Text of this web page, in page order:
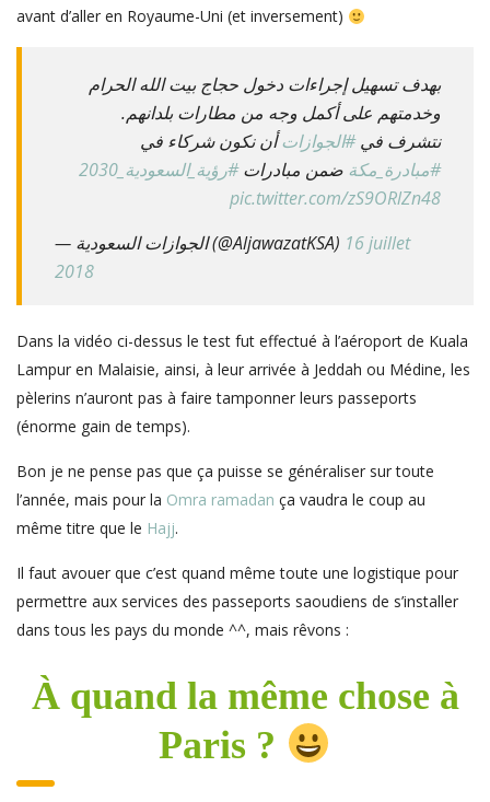
avant d’aller en Royaume-Uni (et inversement)
بهدف تسهيل إجراءات دخول حجاج بيت الله الحرام
وخدمتهم على أكمل وجه من مطارات بلدانهم.
نتشرف في#الجوازاتأن نكون شركاء في
#مبادرة_مكة ضمن مبادرات#رؤية_السعودية_2030
pic.twitter.com/zS9ORlZn48
— الجوازات السعودية (@AljawazatKSA) 16 juillet
2018
Dans la vidéo ci-dessus le test fut effectué à l’aéroport de Kuala
Lampur en Malaisie, ainsi, à leur arrivée à Jeddah ou Médine, les
pèlerins n’auront pas à faire tamponner leurs passeports
(énorme gain de temps).
Bon je ne pense pas que ça puisse se généraliser sur toute
l’année, mais pour la Omra ramadan ça vaudra le coup au
même titre que le Hajj.
Il faut avouer que c’est quand même toute une logistique pour
permettre aux services des passeports saoudiens de s’installer
dans tous les pays du monde ^^, mais rêvons :
À quand la même chose à
Paris ?